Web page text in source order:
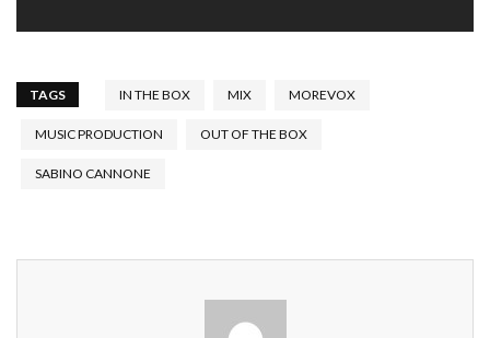
TAGS IN THE BOX MIX MOREVOX
MUSIC PRODUCTION OUT OF THE BOX
SABINO CANNONE